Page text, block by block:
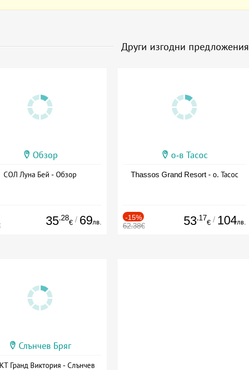
Други изгодни предложения
Обзор
СОЛ Луна Бей - Обзор
35.28
€ / 69лв.
о-в Тасос
Thassos Grand Resort - о. Тасос
-15%
62.38€ 53.17
€ / 104лв.
Слънчев Бряг
Гранд Виктория - Слънчев